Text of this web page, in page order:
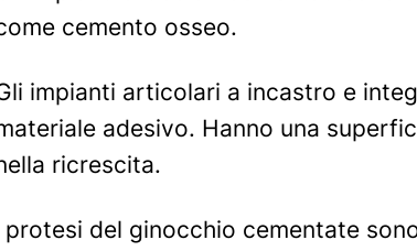
cemento osseo.
impianti articolari a incastro e
adesivo. Hanno una
ricrescita.
protesi del ginocchio cementate